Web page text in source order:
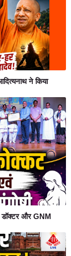
ने किया
डॉक्टर और GNM